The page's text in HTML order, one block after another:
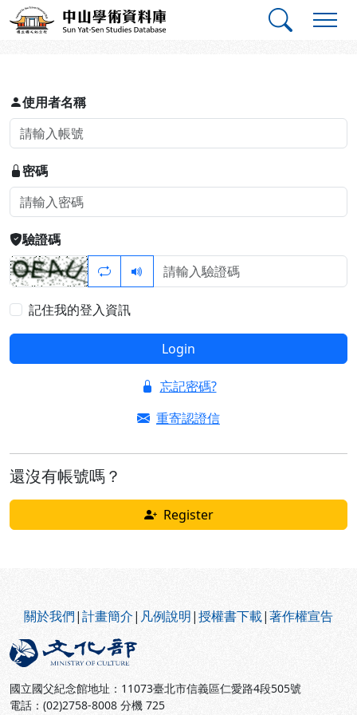
跳到主要內容
中山學術資料庫
登入
使用者名稱
密碼
驗證碼
記住我的登入資訊
Login
忘記密碼?
重寄認證信
還沒有帳號嗎？
Register
關於我們|計畫簡介| 凡例說明|授權書下載|著作權宣告
國立國父紀念館地址：11073臺北市信義區仁愛路4段505號
電話：(02)2758-8008 分機 725